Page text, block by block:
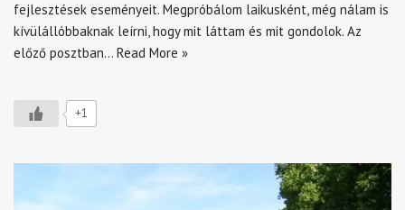
fejlesztések eseményeit. Megpróbálom laikusként, még nálam is
kívülállóbbaknak leírni, hogy mit láttam és mit gondolok. Az
előző posztban… Read More »
+1